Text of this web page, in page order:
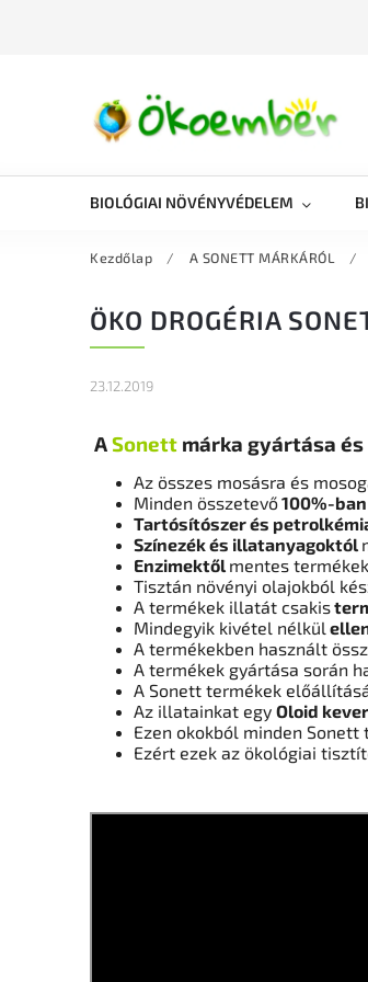
BIOLÓGIAI NÖVÉNYVÉDELEM
Kezdőlap / A SONETT MÁRKÁRÓL /
ÖKO DROGÉRIA
23.12.2019
ASonett márka gyártása és
Az összes mosásra és
Minden összetevő100%-
Tartósítószer és
Színezék és illatanyagoktól
Enzimektől mentes termékek
Tisztán növényi olajokból
A termékek illatát csakis
Mindegyik kivétel nélkül
A termékekben használt
A termékek gyártása során
A Sonett termékek
Az illatainkat egy Oloid
Ezen okokból minden
Ezért ezek az ökológiai